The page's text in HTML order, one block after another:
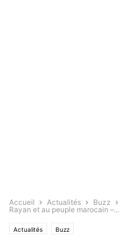
Accueil Actualités Buzz
Rayan et au peuple marocain –...
Actualités Buzz